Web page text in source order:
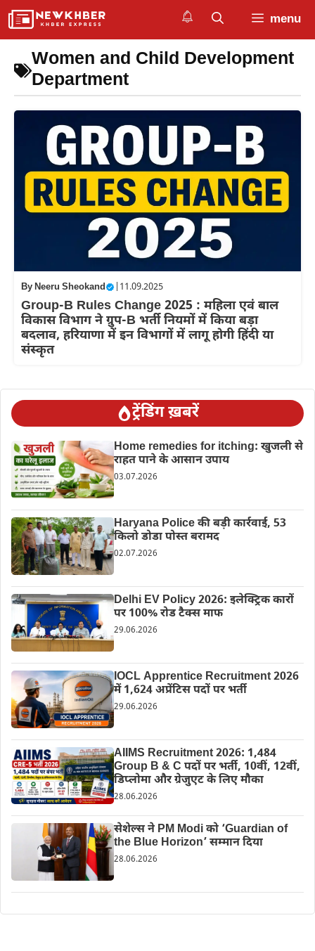
Skip
menu
Women and Child Development
Department
ByNeeru Sheokand 11.09.2025
Group-B Rules Change 2025 : महिला एवं बाल
विकास विभाग ने ग्रुप-B भर्ती नियमों में किया बड़ा
बदलाव, हरियाणा में इन विभागों में लागू होगी हिंदी या
संस्कृत
ट्रेंडिंग ख़बरें
Home remedies for itching: खुजली से
राहत पाने के आसान उपाय
03.07.2026
Haryana Police की बड़ी कार्रवाई, 53
किलो डोडा पोस्त बरामद
02.07.2026
Delhi EV Policy 2026: इलेक्ट्रिक कारों
पर 100% रोड टैक्स माफ
29.06.2026
IOCL Apprentice Recruitment 2026
में 1,624 अप्रेंटिस पदों पर भर्ती
29.06.2026
AIIMS Recruitment 2026: 1,484
Group B & C पदों पर भर्ती, 10वीं, 12वीं,
डिप्लोमा और ग्रेजुएट के लिए मौका
28.06.2026
सेशेल्स ने PM Modi को ‘Guardian of
the Blue Horizon’ सम्मान दिया
28.06.2026